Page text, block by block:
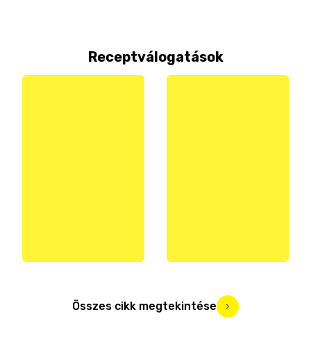
Receptválogatások
Összes cikk megtekintése